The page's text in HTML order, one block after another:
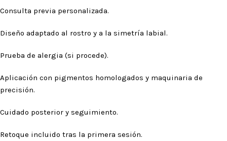
Consulta previa personalizada.
Diseño adaptado al rostro y a la simetría labial.
Prueba de alergia (si procede).
Aplicación con pigmentos homologados y maquinaria de
precisión.
Cuidado posterior y seguimiento.
Retoque incluido tras la primera sesión.